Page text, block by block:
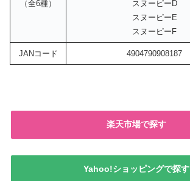
（全6種）
スヌーピーD
スヌーピーE
スヌーピーF
JANコード 4904790908187
楽天市場で探す
Yahoo!ショッピングで探す